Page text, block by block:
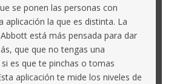
se ponen las personas con
aplicación la que es distinta. La
está más pensada para dar
que que no tengas una
es que te pinchas o tomas
aplicación te mide los niveles de